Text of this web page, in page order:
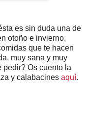
es sin duda una de
otoño e invierno,
que te hacen
muy sana y muy
pedir? Os cuento la
y calabacines aquí.